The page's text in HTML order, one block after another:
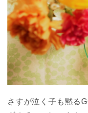
さすが泣く子も黙る